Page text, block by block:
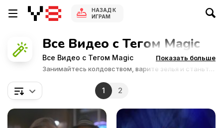
НАЗАД К
ИГРАМ
Все Видео с Тегом Magic
Все Видео с Тегом Magic
Занимайтесь колдовством, варите зелья и станьте
Показать больше
1 2